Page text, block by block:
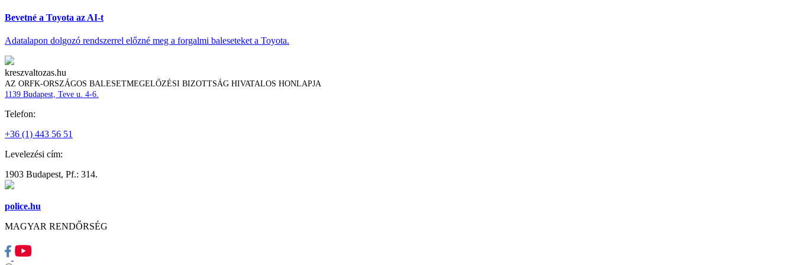
Bevetné a Toyota az AI-t
Adatalapon dolgozó rendszerrel előzné meg a forgalmi baleseteket a Toyota.
kreszvaltozas.hu
AZ ORFK-ORSZÁGOS BALESETMEGELŐZÉSI BIZOTTSÁG HIVATALOS HONLAPJA
1139 Budapest, Teve u. 4-6.
Telefon:
+36 (1) 443 56 51
Levelezési cím:
1903 Budapest, Pf.: 314.
police.hu
MAGYAR RENDŐRSÉG